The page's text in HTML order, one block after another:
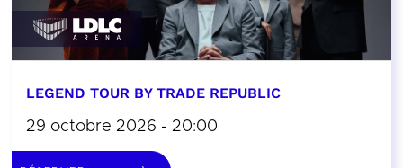
LEGEND TOUR BY TRADE REPUBLIC
29 octobre 2026 - 20:00